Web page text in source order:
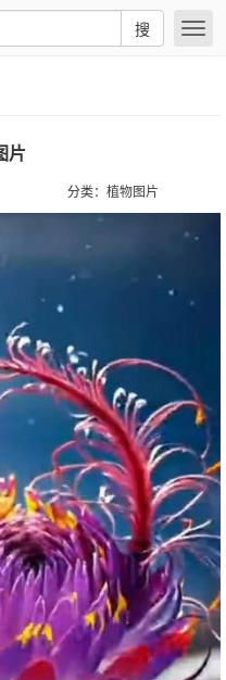
搜
片
分类： 植物图片